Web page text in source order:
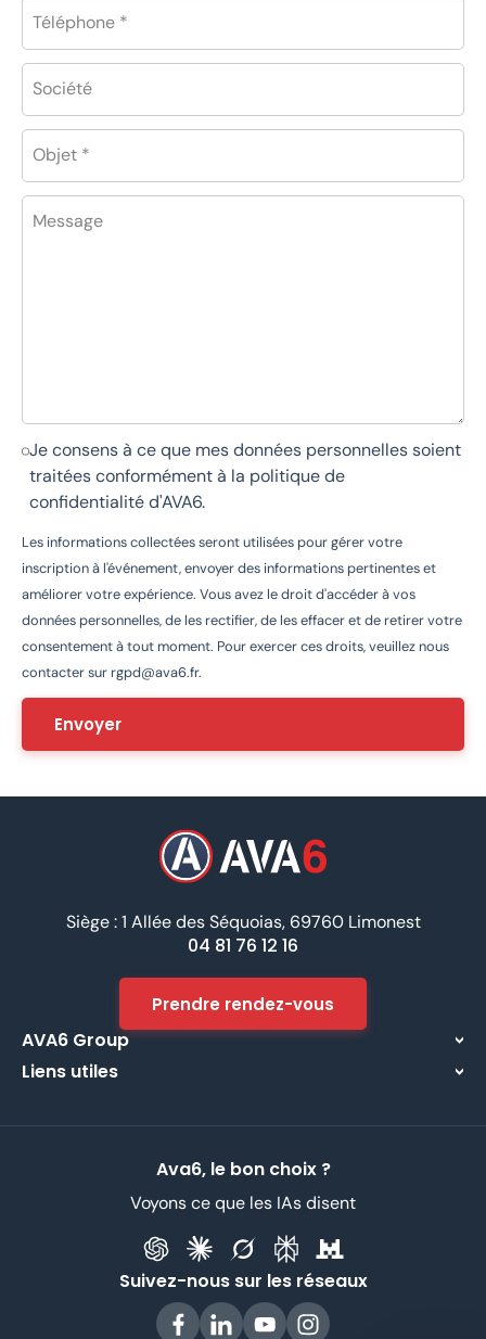
Téléphone *
Société
Objet *
Message
Je consens à ce que mes données personnelles soient
traitées conformément à la politique de
confidentialité d'AVA6.
Les informations collectées seront utilisées pour gérer votre
inscription à l'événement, envoyer des informations pertinentes et
améliorer votre expérience. Vous avez le droit d'accéder à vos
données personnelles, de les rectifier, de les effacer et de retirer votre
consentement à tout moment. Pour exercer ces droits, veuillez nous
contacter sur rgpd@ava6.fr.
Siège : 1 Allée des Séquoias, 69760 Limonest
04 81 76 12 16
Prendre rendez-vous
AVA6 Group
À propos
Liens utiles
Ava6, le bon choix ?
Voyons ce que les IAs disent
Suivez-nous sur les réseaux